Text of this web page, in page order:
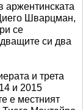
аржентинската
Шварцман,
се
си два
и трета
и 2015
е местният